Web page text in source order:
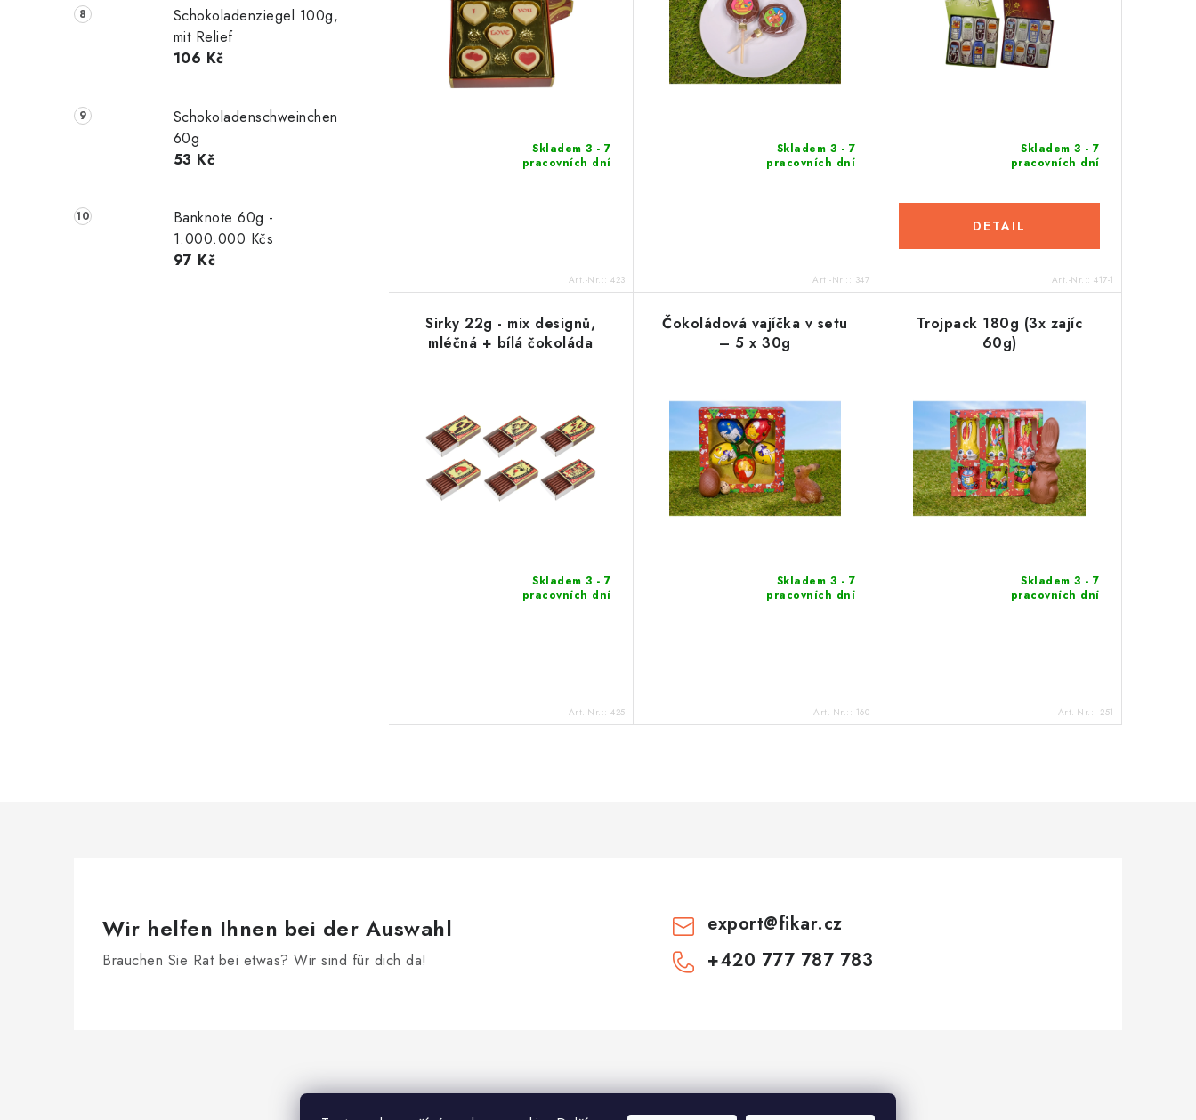
Schokoladenziegel 100g,
mit Relief
106 Kč
Schokoladenschweinchen
60g
53 Kč
Banknote 60g -
1.000.000 Kčs
97 Kč
Skladem 3 - 7
pracovních dní
Art.-Nr.::423
Skladem 3 - 7
pracovních dní
Art.-Nr.:: 347
Skladem 3 - 7
pracovních dní
DETAIL
Art.-Nr.::417-1
Sirky 22g - mix designů,
mléčná + bílá čokoláda
Skladem 3 - 7
pracovních dní
Art.-Nr.::425
Čokoládová vajíčka v setu
– 5 x 30g
Skladem 3 - 7
pracovních dní
Art.-Nr.:: 160
Trojpack 180g (3x zajíc
60g)
Skladem 3 - 7
pracovních dní
Art.-Nr.:: 251
Wir helfen Ihnen bei der Auswahl
Brauchen Sie Rat bei etwas? Wir sind für dich da!
export@fikar.cz
+420 777 787 783